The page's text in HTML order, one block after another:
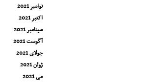
نوامبر 2021
اکتبر 2021
سپتامبر 2021
آگوست 2021
جولای 2021
ژوئن 2021
می 2021